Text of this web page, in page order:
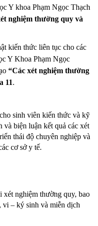
Y khoa Phạm Ngọc Thạch
nghiệm thường quy và
kiến thức liên tục cho các
Y Khoa Phạm Ngọc
“Các xét nghiệm thường
11.
sinh viên kiến thức và kỹ
và biện luận kết quả các xét
thái độ chuyên nghiệp và
cơ sở y tế.
nghiệm thường quy, bao
vi – ký sinh và miễn dịch